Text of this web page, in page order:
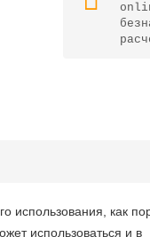
как
использоваться и в